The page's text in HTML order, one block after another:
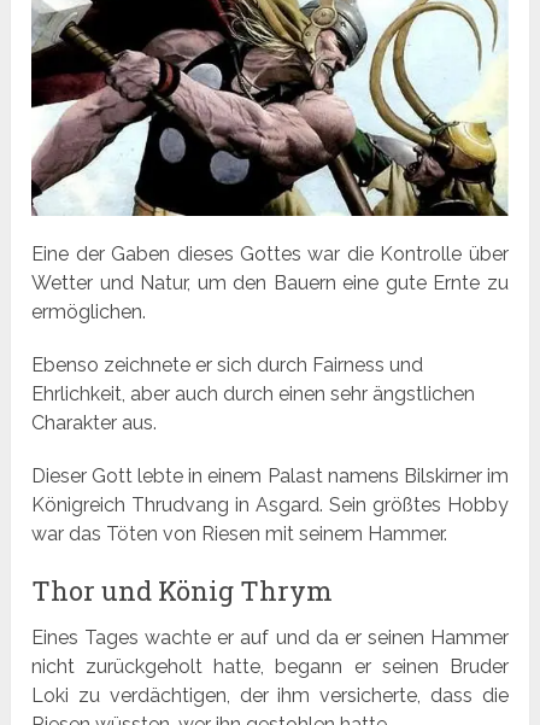
Eine der Gaben dieses Gottes war die Kontrolle über
Wetter und Natur, um den Bauern eine gute Ernte zu
ermöglichen.
Ebenso zeichnete er sich durch Fairness und
Ehrlichkeit, aber auch durch einen sehr ängstlichen
Charakter aus.
Dieser Gott lebte in einem Palast namens Bilskirner im
Königreich Thrudvang in Asgard. Sein größtes Hobby
war das Töten von Riesen mit seinem Hammer.
Thor und König Thrym
Eines Tages wachte er auf und da er seinen Hammer
nicht zurückgeholt hatte, begann er seinen Bruder
Loki zu verdächtigen, der ihm versicherte, dass die